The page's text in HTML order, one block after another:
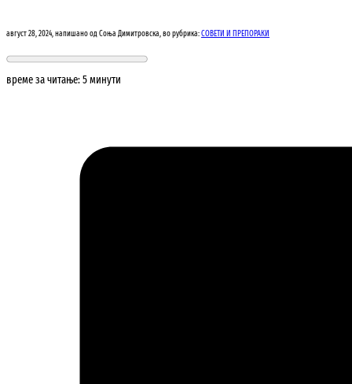
август 28, 2024,напишано од Соња Димитровска,во рубрика:СОВЕТИ И ПРЕПОРАКИ
време за читање: 5 минути